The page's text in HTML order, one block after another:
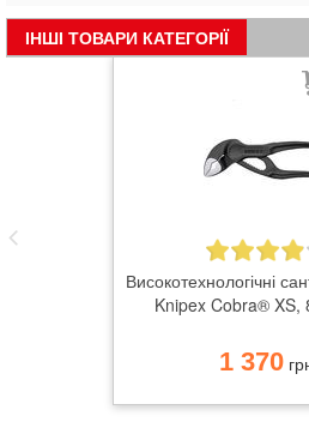
інструмент з надійним
страхування інструменту від
ІНШІ ТОВАРИ КАТЕГОРІЇ
Високотехнологічні
Knipex Cobra® XS,
1 370